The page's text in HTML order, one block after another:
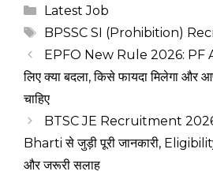
Categories
Latest Job
Tags
BPSSC SI (Prohibition)
EPFO New Rule 2026:
लिए क्या बदला, किसे फायदा मिलेगा और
चाहिए
BTSC JE Recruitment
Bharti से जुड़ी पूरी जानकारी,
और जरूरी सलाह